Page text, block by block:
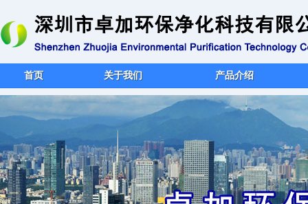
首页 关于我们 产品介绍